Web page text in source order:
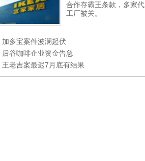
合作存霸王条款，多家代
工厂被关。
加多宝案件波澜起伏
后谷咖啡企业资金告急
王老吉案最迟7月底有结果